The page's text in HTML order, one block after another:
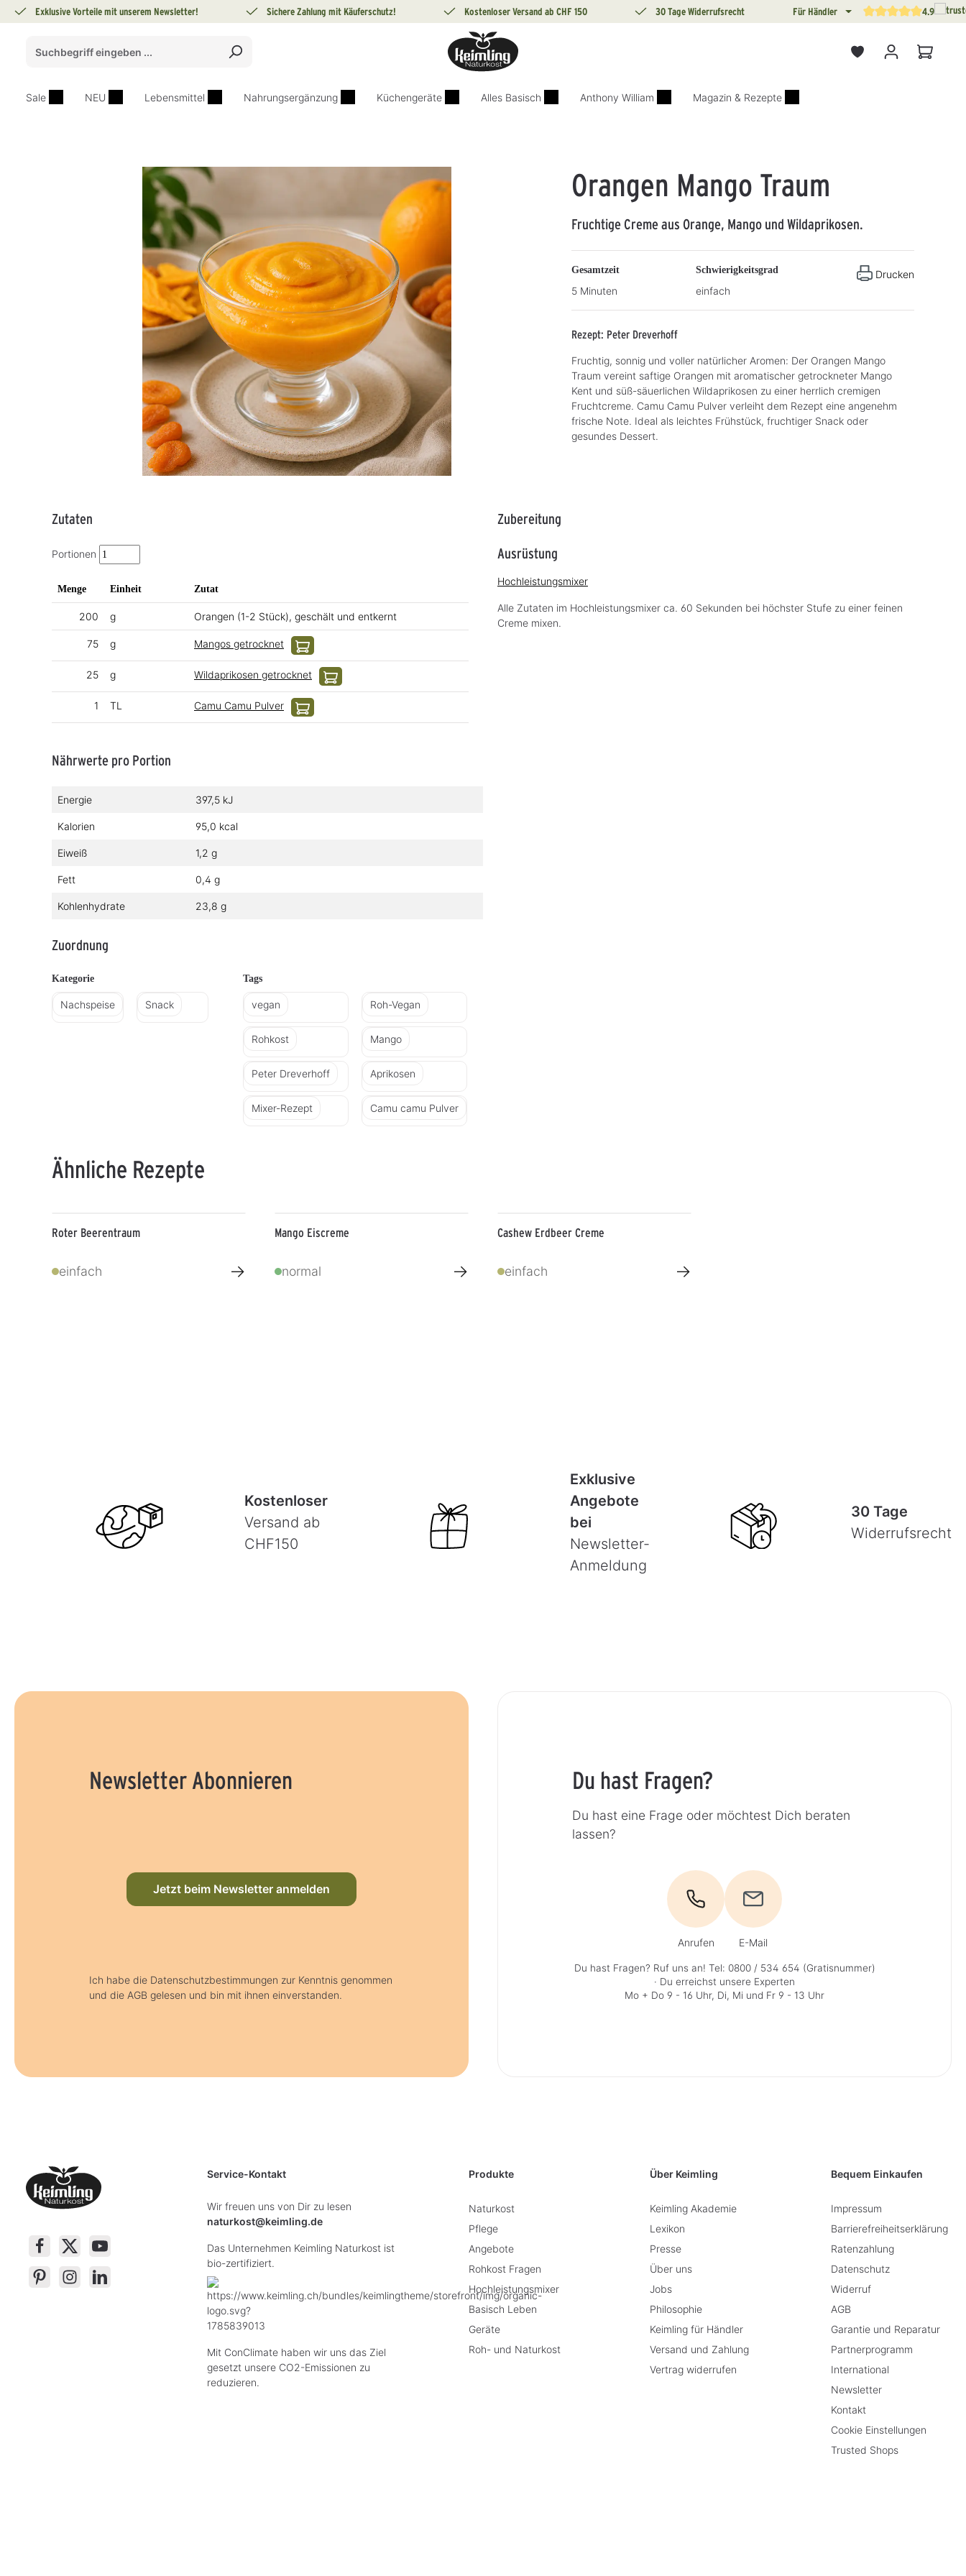
Zur Hauptnavigation springen
Exklusive Vorteile mit unserem Newsletter! Sichere Zahlung mit Käuferschutz! Kostenloser Versand ab CHF 150 30 Tage Widerrufsrecht Für Händler Durchschnittliche4.9
Sale NEU Lebensmittel Nahrungsergänzung Küchengeräte Alles Basisch Anthony William Magazin & Rezepte
Bildergalerie überspringen Orangen Mango Traum
Fruchtige Creme aus Orange, Mango und Wildaprikosen.
Gesamtzeit
5 Minuten
Schwierigkeitsgrad
einfach
Drucken
Rezept: Peter Dreverhoff
Fruchtig, sonnig und voller natürlicher Aromen: Der Orangen Mango
Traum vereint saftige Orangen mit aromatischer getrockneter Mango
Kent und süß-säuerlichen Wildaprikosen zu einer herrlich cremigen
Fruchtcreme. Camu Camu Pulver verleiht dem Rezept eine angenehm
frische Note. Ideal als leichtes Frühstück, fruchtiger Snack oder
gesundes Dessert.
Zutaten
Portionen
Menge Einheit Zutat
200 g Orangen (1-2 Stück), geschält und entkernt
75 g Mangos getrocknet
25 g Wildaprikosen getrocknet
1 TL Camu Camu Pulver
Zubereitung
Ausrüstung
Hochleistungsmixer
Alle Zutaten im Hochleistungsmixer ca. 60 Sekunden bei höchster Stufe zu einer feinen
Creme mixen.
Nährwerte pro Portion
Energie 397,5 kJ
Kalorien 95,0 kcal
Eiweiß 1,2 g
Fett 0,4 g
Kohlenhydrate 23,8 g
Zuordnung
Kategorie
Nachspeise Snack
Tags
vegan Roh-Vegan
Rohkost Mango
Peter Dreverhoff Aprikosen
Mixer-Rezept Camu camu Pulver
Ähnliche Rezepte
Roter Beerentraum
einfach →
Mango Eiscreme
normal →
Cashew Erdbeer Creme
einfach →
Kostenloser
Versand ab
CHF150
Exklusive
Angebote
bei
Newsletter-
Anmeldung
30 Tage
Widerrufsrecht
Newsletter Abonnieren
Jetzt beim Newsletter anmelden
Ich habe die Datenschutzbestimmungen zur Kenntnis genommen
und die AGB gelesen und bin mit ihnen einverstanden.
Du hast Fragen?
Du hast eine Frage oder möchtest Dich beraten
lassen?
Anrufen E-Mail
Du hast Fragen? Ruf uns an! Tel: 0800 / 534 654 (Gratisnummer)
· Du erreichst unsere Experten
Mo + Do 9 - 16 Uhr, Di, Mi und Fr 9 - 13 Uhr
Service-Kontakt
Wir freuen uns von Dir zu lesen
naturkost@keimling.de
Das Unternehmen Keimling Naturkost ist
bio-zertifiziert.
Mit ConClimate haben wir uns das Ziel
gesetzt unsere CO2-Emissionen zu
reduzieren.
Produkte
Naturkost
Pflege
Angebote
Rohkost Fragen
Hochleistungsmixer
Basisch Leben
Geräte
Roh- und Naturkost
Über Keimling
Keimling Akademie
Lexikon
Presse
Über uns
Jobs
Philosophie
Keimling für Händler
Versand und Zahlung
Vertrag widerrufen
Bequem Einkaufen
Impressum
Barrierefreiheitserklärung
Ratenzahlung
Datenschutz
Widerruf
AGB
Garantie und Reparatur
Partnerprogramm
International
Newsletter
Kontakt
Cookie Einstellungen
Trusted Shops